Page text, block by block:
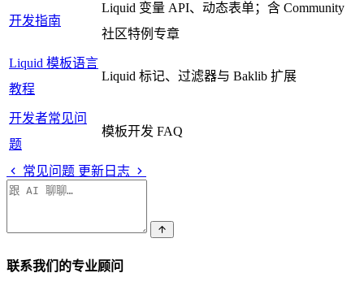
开发指南
Liquid 变量 API、动态表单；含 Community
社区特例专章
Liquid 模板语言
教程
Liquid 标记、过滤器与 Baklib 扩展
开发者常见问
题
模板开发 FAQ
常见问题 更新日志
联系我们的专业顾问